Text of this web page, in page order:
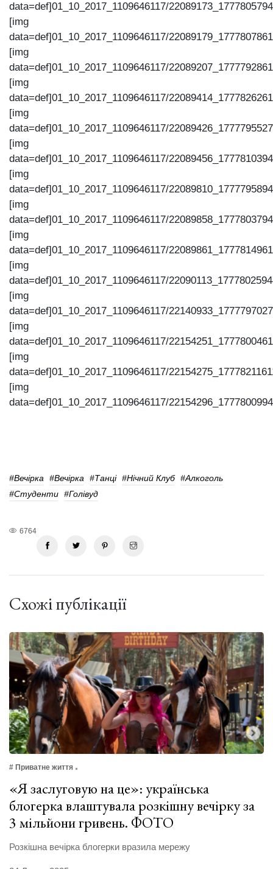
data=def]01_10_2017_1109646117/
[img
data=def]01_10_2017_1109646117/
[img
data=def]01_10_2017_1109646117/
[img
data=def]01_10_2017_1109646117/
[img
data=def]01_10_2017_1109646117/
[img
data=def]01_10_2017_1109646117/
[img
data=def]01_10_2017_1109646117/
[img
data=def]01_10_2017_1109646117/
[img
data=def]01_10_2017_1109646117/
[img
data=def]01_10_2017_1109646117/
[img
data=def]01_10_2017_1109646117/
[img
data=def]01_10_2017_1109646117/
[img
data=def]01_10_2017_1109646117/
[img
data=def]01_10_2017_1109646117/
#вечірка #вечірка #танці #нічний Клуб #алкоголь
#студенти #голівуд
6764
Схожі публікації
# Приватне життя
«Я заслуговую на це»: українська
блогерка влаштувала розкішну вечірку за
3 мільйони гривень. ФОТО
Розкішна вечірка блогерки вразила мережу